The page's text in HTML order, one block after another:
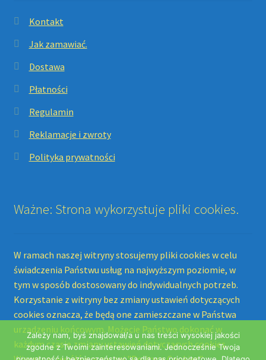
Kontakt
Jak zamawiać.
Dostawa
Płatności
Regulamin
Reklamacje i zwroty
Polityka prywatności
Ważne: Strona wykorzystuje pliki cookies.
W ramach naszej witryny stosujemy pliki cookies w celu
świadczenia Państwu usług na najwyższym poziomie, w
tym w sposób dostosowany do indywidualnych potrzeb.
Korzystanie z witryny bez zmiany ustawień dotyczących
cookies oznacza, że będą one zamieszczane w Państwa
urządzeniu końcowym. Możecie Państwo dokonać w
każdym czasie zmiany ustawień dotyczących cookies.
Zależy nam, byś znajdował/a u nas treści wysokiej jakości
zgodne z Twoimi zainteresowaniami. Jednocześnie Twoja